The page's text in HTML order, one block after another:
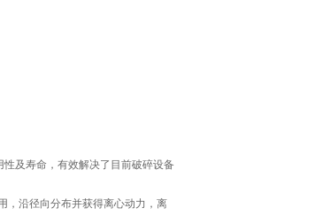
及寿命，有效解决了目前破碎设备
，沿径向分布并获得离心动力，离